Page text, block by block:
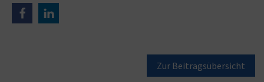
Zur Beitragsübersicht